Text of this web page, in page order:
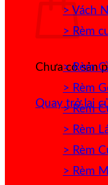
Chưa có sản
Quay trở lại
> Vách
> Rèm
> Rèm
> Rèm
> Rèm
> Rèm
> Rèm
> Rèm